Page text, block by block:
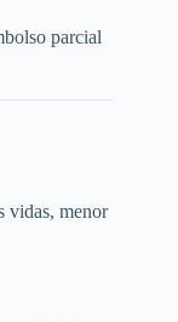
parcial
vidas, menor